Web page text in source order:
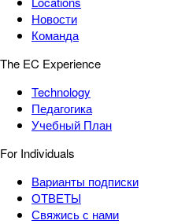
Новости
Команда
The EC Experience
Technology
Педагогика
Учебный План
For Individuals
Варианты подписки
ОТВЕТЫ
Свяжись с нами